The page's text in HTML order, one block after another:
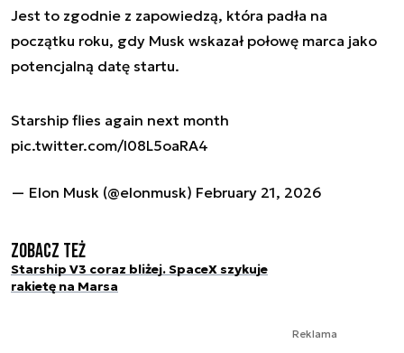
Jest to zgodnie z zapowiedzą, która padła na
początku roku, gdy Musk wskazał połowę marca jako
potencjalną datę startu.
Starship flies again next month
pic.twitter.com/I08L5oaRA4
— Elon Musk (@elonmusk) February 21, 2026
Zobacz też
Starship V3 coraz bliżej. SpaceX szykuje
rakietę na Marsa
Reklama